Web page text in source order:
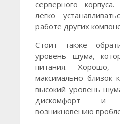
серверного
легко
работе других
Стоит также
уровень шума,
питания.
максимально близок
высокий уровень
дискомфорт и
возникновению